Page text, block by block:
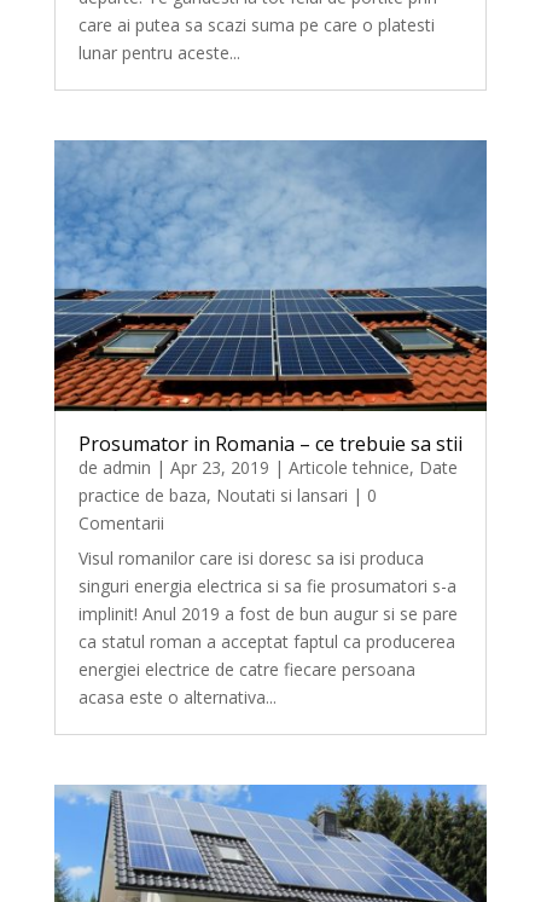
care ai putea sa scazi suma pe care o platesti
lunar pentru aceste...
Prosumator in Romania – ce trebuie sa stii
de admin | Apr 23, 2019 | Articole tehnice, Date
practice de baza, Noutati si lansari | 0
Comentarii
Visul romanilor care isi doresc sa isi produca
singuri energia electrica si sa fie prosumatori s-a
implinit! Anul 2019 a fost de bun augur si se pare
ca statul roman a acceptat faptul ca producerea
energiei electrice de catre fiecare persoana
acasa este o alternativa...